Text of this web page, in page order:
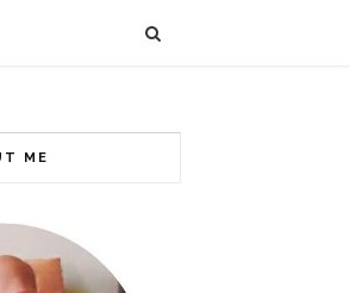
ME